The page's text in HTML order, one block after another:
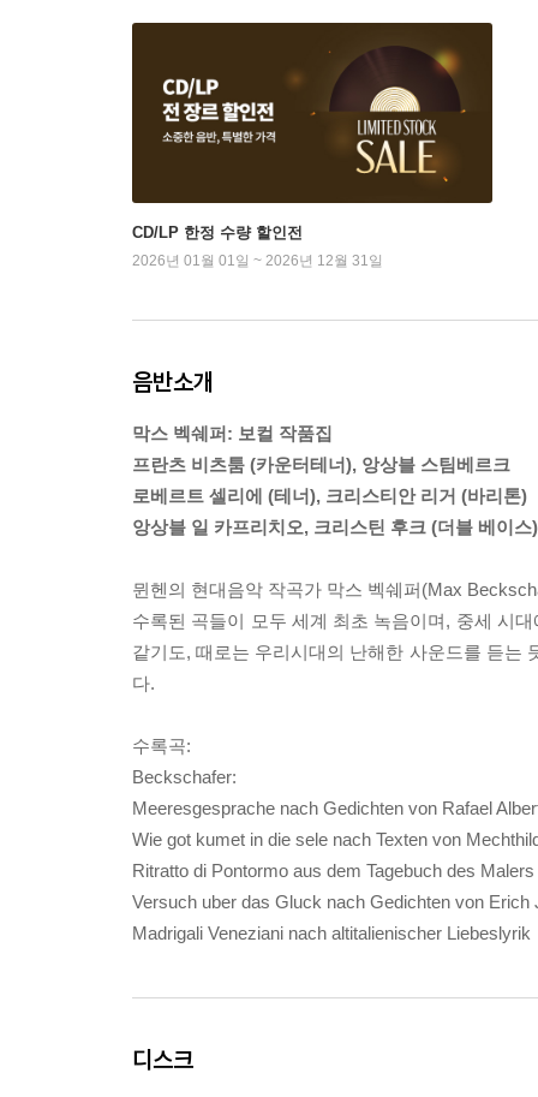
CD/LP 한정 수량 할인전
2026년 01월 01일 ~ 2026년 12월 31일
음반소개
막스 벡쉐퍼: 보컬 작품집
프란츠 비츠툼 (카운터테너), 앙상블 스팀베르크
로베르트 셀리에 (테너), 크리스티안 리거 (바리톤)
앙상블 일 카프리치오, 크리스틴 후크 (더블 베이
뮌헨의 현대음악 작곡가 막스 벡쉐퍼(Max
수록된 곡들이 모두 세계 최초 녹음이며, 중세 시
같기도, 때로는 우리시대의 난해한 사운드를 듣는
다.
수록곡:
Beckschafer:
Meeresgesprache nach Gedichten von Rafael
Wie got kumet in die sele nach Texten von
Ritratto di Pontormo aus dem Tagebuch des
Versuch uber das Gluck nach Gedichten von Erich
Madrigali Veneziani nach altitalienischer Liebeslyrik
디스크